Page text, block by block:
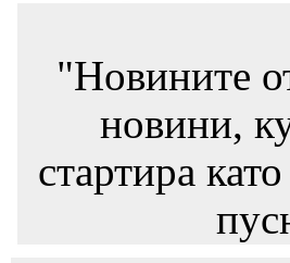
"Новините
новини,
стартира